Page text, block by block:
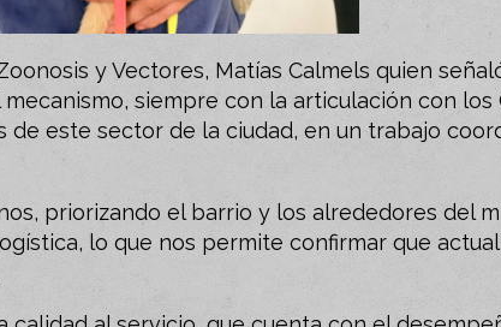
y Vectores, Matías Calmels quien
siempre con la articulación con
de este sector de la ciudad, en un trabajo
priorizando el barrio y los alrededores del
lo que nos permite confirmar que